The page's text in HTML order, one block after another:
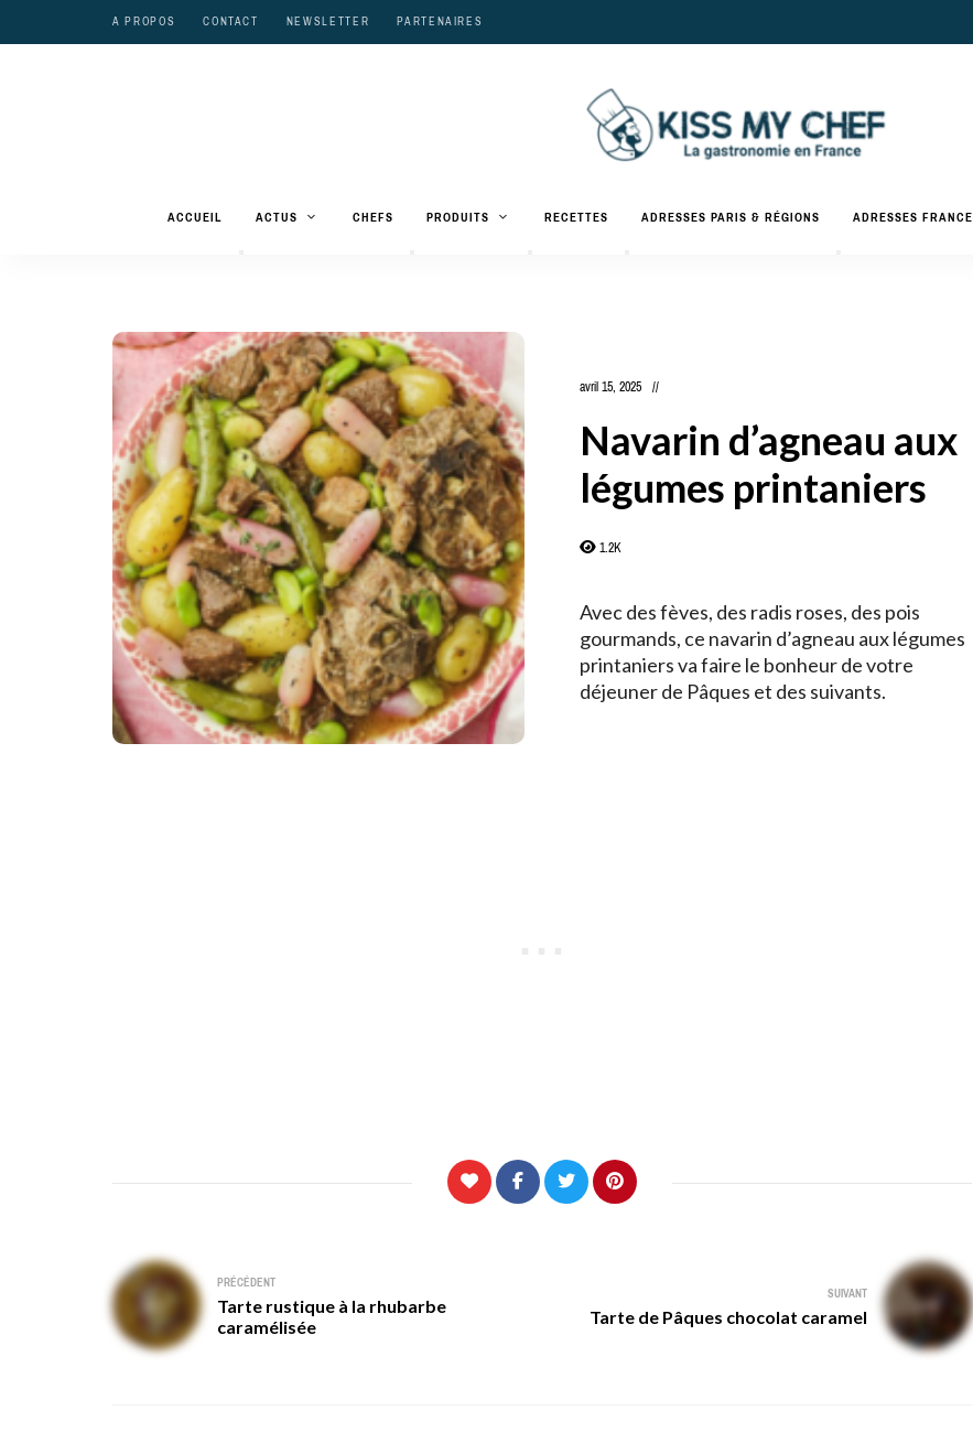
A PROPOS CONTACT NEWSLETTER PARTENAIRES
Kiss
gastronomiques
et
ACCUEIL ACTUS CHEFS PRODUITS RECETTES ADRESSES PARIS & RÉGIONS ADRESSES FRANCE
avril 15, 2025
Navarin d’agneau aux
légumes printaniers
1.2K
Avec des fèves, des radis roses, des pois
gourmands, ce navarin d’agneau aux légumes
printaniers va faire le bonheur de votre
déjeuner de Pâques et des suivants.
Navigation
de
l’article
PRÉCÉDENT
Tarte rustique à la rhubarbe
caramélisée
SUIVANT
Tarte de Pâques chocolat caramel